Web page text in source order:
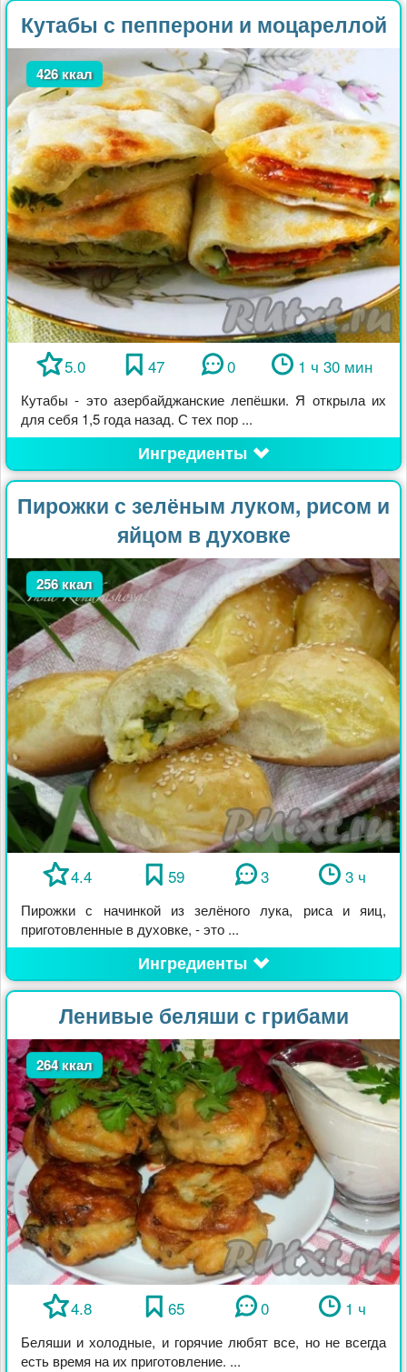
Кутабы с пепперони и моцареллой
426 ккал
5.0 47 0 1 ч 30 мин
Кутабы - это азербайджанские лепёшки. Я открыла их
для себя 1,5 года назад. С тех пор ...
Ингредиенты
Пирожки с зелёным луком, рисом и
яйцом в духовке
256 ккал
4.4 59 3 3 ч
Пирожки с начинкой из зелёного лука, риса и яиц,
приготовленные в духовке, - это ...
Ингредиенты
Ленивые беляши с грибами
264 ккал
4.8 65 0 1 ч
Беляши и холодные, и горячие любят все, но не всегда
есть время на их приготовление. ...